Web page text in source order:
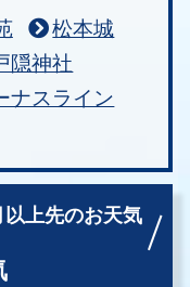
松本城
隠神社
ナスライン
以上先のお天気